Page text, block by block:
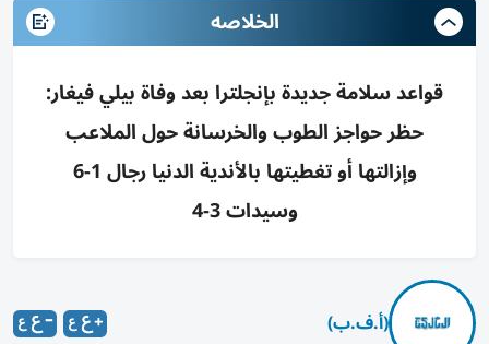
الخلاصه
قواعد سلامة جديدة بإنجلترا بعد وفاة بيلي فيغار:
حظر حواجز الطوب والخرسانة حول الملاعب
وإزالتها أو تغطيتها بالأندية الدنيا رجال 1-6
وسيدات 3-4
(أ.ف.ب)